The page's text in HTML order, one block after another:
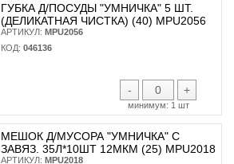
ГУБКА Д/ПОСУДЫ "УМНИЧКА" 5 ШТ.
(ДЕЛИКАТНАЯ ЧИСТКА) (40) MPU2056
АРТИКУЛ: MPU2056
КОД: 046136
- +
минимум: 1 шт
МЕШОК Д/МУСОРА "УМНИЧКА" С
ЗАВЯЗ. 35Л*10ШТ 12МКМ (25) MPU2018
АРТИКУЛ: MPU2018